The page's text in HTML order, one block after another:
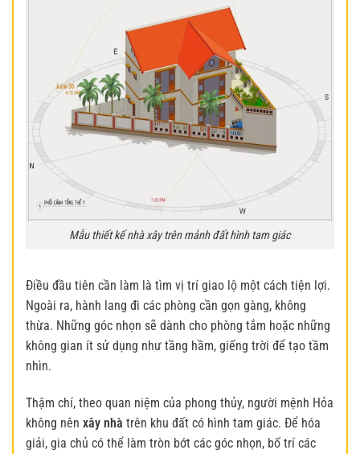
Mẫu thiết kế nhà xây trên mảnh đất hình tam giác
Điều đầu tiên cần làm là tìm vị trí giao lộ một cách tiện lợi.
Ngoài ra, hành lang đi các phòng cần gọn gàng, không
thừa. Những góc nhọn sẽ dành cho phòng tắm hoặc những
không gian ít sử dụng như tầng hầm, giếng trời để tạo tầm
nhìn.
Thậm chí, theo quan niệm của phong thủy, người mệnh Hỏa
không nên xây nhà trên khu đất có hình tam giác. Để hóa
giải, gia chủ có thể làm tròn bớt các góc nhọn, bố trí các